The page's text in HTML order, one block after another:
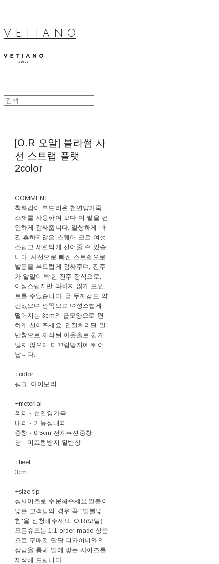
V E T I A N O
[O.R 오알] 블라썸 사
선 스트랩 플랫
2color
COMMENT
착화감이 부드러운 천연양가죽
소재를 사용하여 보다 더 발을 편
안하게 감싸줍니다. 얄쌍하게 빠
진 흔하지않은 스퀘어 코로 여성
스럽고 세련되게 신어줄 수 있습
니다. 사선으로 빠진 스트랩으로
발등을 부드럽게 감싸주며, 진주
가 알알이 박힌 진주 장식으로,
여성스럽지만 과하지 않게 포인
트를 주었습니다. 굽 두께감도 약
간있으며 안쪽으로 여성스럽게
떨어지는 3cm의 굽모양으로 편
하게 신어주세요. 연질처리된 일
반창으로 제작된 아웃솔로 쉽게
닳지 않으며 미끄럼방지에 뛰어
납니다.
+color
핑크, 아이보리
+meterial
외피 - 천연양가죽
내피 - 기능성내피
중창 - 0.5cm 전체쿠션중창
창 - 미끄럼방지 일반창
+heel
3cm
+size tip
정사이즈로 주문해주세요.발볼이
넓은 고객님의 경우 꼭 "발볼넓
힘"을 신청해주세요. O.R(오알)
모든슈즈는 1:1 order made 상품
으로 구매전 담당 디자이너와의
상담을 통해 발에 맞는 사이즈를
제작해 드립니다.